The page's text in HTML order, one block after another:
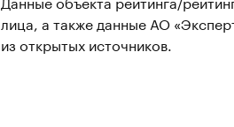
лица, а также данные АО
из открытых источников.